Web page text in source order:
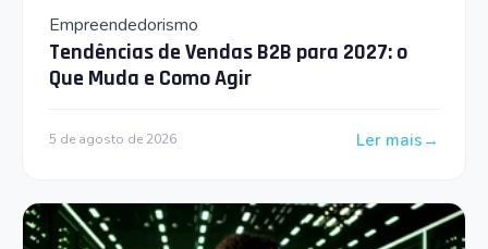
Empreendedorismo
Tendências de Vendas B2B para 2027: o
Que Muda e Como Agir
5 de agosto de 2026 Ler mais
: Tendências de